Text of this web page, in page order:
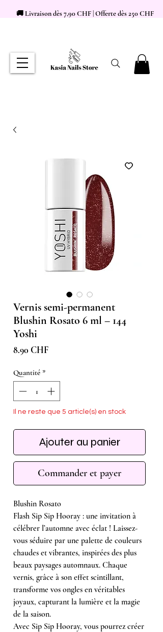
🚚 Livraison dès 7,90 CHF | Offerte dès 250 CHF
Vernis semi-permanent
Blushin Rosato 6 ml – 144
Yoshi
8.90 CHFPrix
Quantité *
Il ne reste que 5 article(s) en stock
Ajouter au panier
Commander et payer
Blushin Rosato
Flash Sip Sip Hooray : une invitation à
célébrer l’automne avec éclat ! Laissez-
vous séduire par une palette de couleurs
chaudes et vibrantes, inspirées des plus
beaux paysages automnaux. Chaque
vernis, grâce à son effet scintillant,
transforme vos ongles en véritables
joyaux, capturant la lumière et la magie
de la saison.
Avec Sip Sip Hooray, vous pourrez créer